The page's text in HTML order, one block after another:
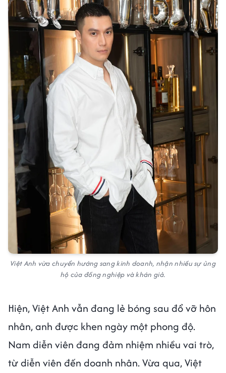
Việt Anh vừa chuyển hướng sang kinh doanh, nhận nhiều sự ủng
hộ của đồng nghiệp và khán giả.
Hiện, Việt Anh vẫn đang lẻ bóng sau đổ vỡ hôn
nhân, anh được khen ngày một phong độ.
Nam diễn viên đang đảm nhiệm nhiều vai trò,
từ diễn viên đến doanh nhân. Vừa qua, Việt